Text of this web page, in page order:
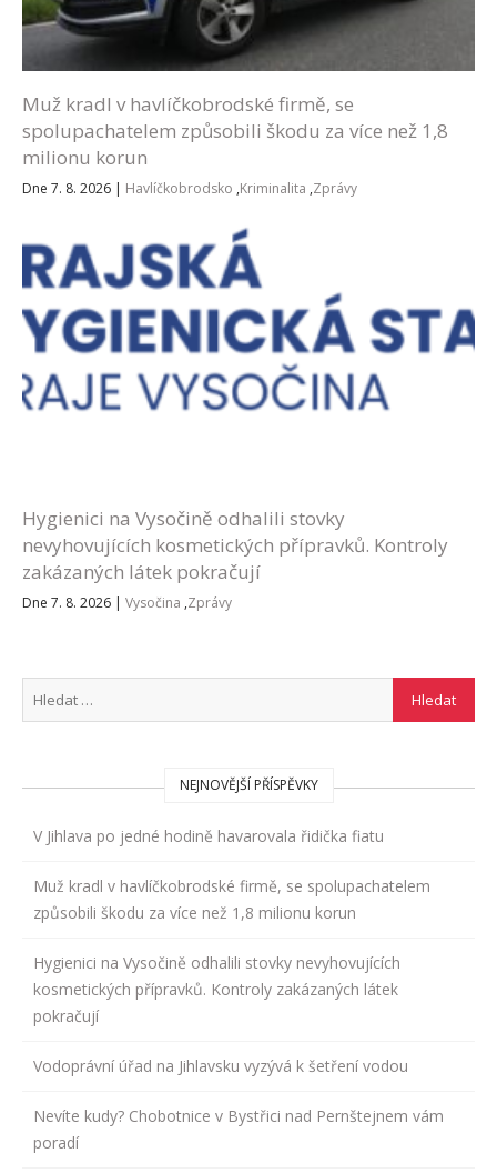
Muž kradl v havlíčkobrodské firmě, se
spolupachatelem způsobili škodu za více než 1,8
milionu korun
Dne 7. 8. 2026 | Havlíčkobrodsko ,Kriminalita ,Zprávy
Hygienici na Vysočině odhalili stovky
nevyhovujících kosmetických přípravků. Kontroly
zakázaných látek pokračují
Dne 7. 8. 2026 | Vysočina ,Zprávy
NEJNOVĚJŠÍ PŘÍSPĚVKY
V Jihlava po jedné hodině havarovala řidička fiatu
Muž kradl v havlíčkobrodské firmě, se spolupachatelem
způsobili škodu za více než 1,8 milionu korun
Hygienici na Vysočině odhalili stovky nevyhovujících
kosmetických přípravků. Kontroly zakázaných látek
pokračují
Vodoprávní úřad na Jihlavsku vyzývá k šetření vodou
Nevíte kudy? Chobotnice v Bystřici nad Pernštejnem vám
poradí